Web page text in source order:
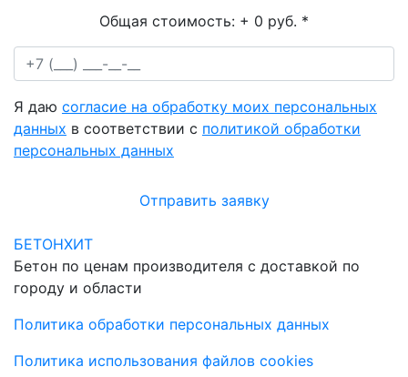
Общая стоимость: + 0 руб. *
Я даю согласие на обработку моих персональных
данных в соответствии с политикой обработки
персональных данных
Отправить заявку
БЕТОНХИТ
Бетон по ценам производителя с доставкой по
городу и области
Политика обработки персональных данных
Политика использования файлов cookies